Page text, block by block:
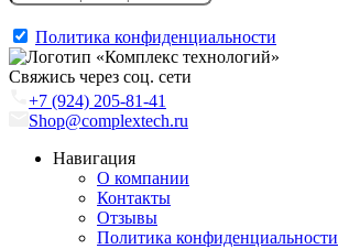
Политика конфиденциальности
Свяжись через соц. сети
+7 (924) 205-81-41
Shop@complextech.ru
Навигация
О компании
Контакты
Отзывы
Политика конфиденциальности